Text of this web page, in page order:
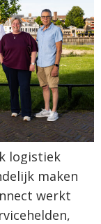
logistiek
maken
werkt